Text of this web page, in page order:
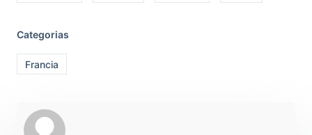
Categorias
Francia